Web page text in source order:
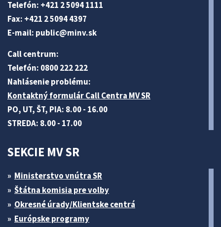
Telefón: +421 2 5094 1111
Fax: +421 2 5094 4397
E-mail: public@minv.sk
Call centrum:
Telefón: 0800 222 222
Nahlásenie problému:
Kontaktný formulár Call Centra MV SR
PO, UT, ŠT, PIA: 8.00 - 16.00
STREDA: 8.00 - 17.00
SEKCIE MV SR
Ministerstvo vnútra SR
Štátna komisia pre volby
Okresné úrady/Klientske centrá
Európske programy